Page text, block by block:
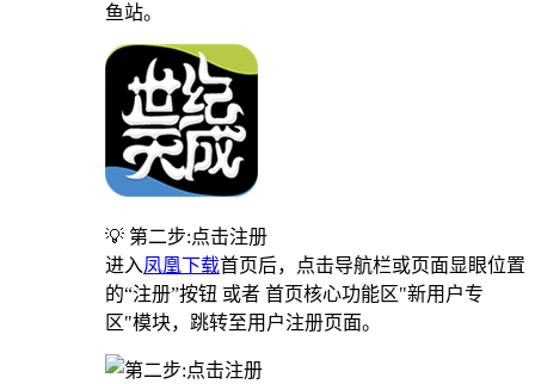
鱼站。
💡 第二步:点击注册
进入凤凰下载首页后，点击导航栏或页面显眼位置
的“注册”按钮 或者 首页核心功能区"新用户专
区"模块，跳转至用户注册页面。